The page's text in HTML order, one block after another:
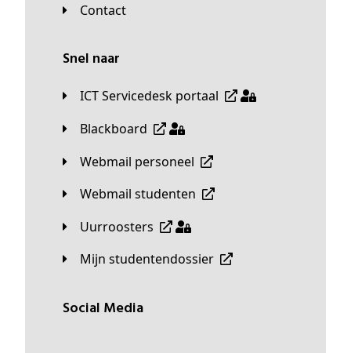
Contact
Snel naar
ICT Servicedesk portaal
Blackboard
Webmail personeel
Webmail studenten
Uurroosters
Mijn studentendossier
Social Media